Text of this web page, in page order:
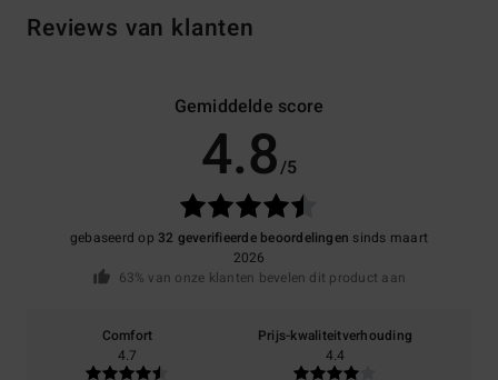
Reviews van klanten
Gemiddelde score
4.8/5
gebaseerd op 32 geverifieerde beoordelingen sinds maart
2026
63% van onze klanten bevelen dit product aan
Comfort
4.7
Prijs-kwaliteitverhouding
4.4